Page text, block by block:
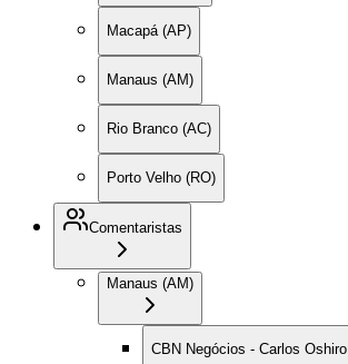
Macapá (AP)
Manaus (AM)
Rio Branco (AC)
Porto Velho (RO)
Comentaristas
Manaus (AM)
CBN Negócios - Carlos Oshiro